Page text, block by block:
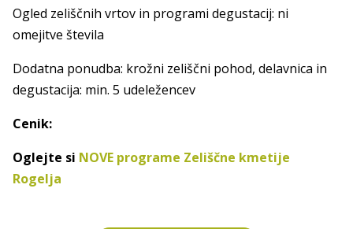
Ogled zeliščnih vrtov in programi degustacij: ni
omejitve števila
Dodatna ponudba: krožni zeliščni pohod, delavnica in
degustacija: min. 5 udeležencev
Cenik:
Oglejte si NOVE programe Zeliščne kmetije
Rogelja